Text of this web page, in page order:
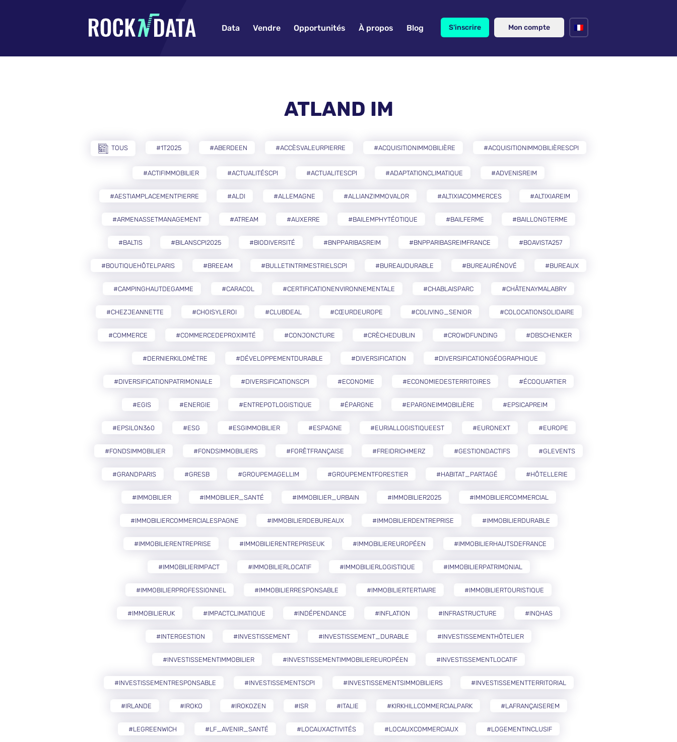
Data Vendre Opportunités À propos Blog S'inscrire Mon compte
ATLAND IM
TOUS #1T2025 #ABERDEEN #ACCÈSVALEURPIERRE #ACQUISITIONIMMOBILIÈRE #ACQUISITIONIMMOBILIÈRESCPI
#ACTIFIMMOBILIER #ACTUALITÉSCPI #ACTUALITESCPI #ADAPTATIONCLIMATIQUE #ADVENISREIM
#AESTIAMPLACEMENTPIERRE #ALDI #ALLEMAGNE #ALLIANZIMMOVALOR #ALTIXIACOMMERCES #ALTIXIAREIM
#ARMENASSETMANAGEMENT #ATREAM #AUXERRE #BAILEMPHYTÉOTIQUE #BAILFERME #BAILLONGTERME
#BALTIS #BILANSCPI2025 #BIODIVERSITÉ #BNPPARIBASREIM #BNPPARIBASREIMFRANCE #BOAVISTA257
#BOUTIQUEHÔTELPARIS #BREEAM #BULLETINTRIMESTRIELSCPI #BUREAUDURABLE #BUREAURÉNOVÉ #BUREAUX
#CAMPINGHAUTDEGAMME #CARACOL #CERTIFICATIONENVIRONNEMENTALE #CHABLAISPARC #CHÂTENAYMALABRY
#CHEZJEANNETTE #CHOISYLEROI #CLUBDEAL #CŒURDEUROPE #COLIVING_SENIOR #COLOCATIONSOLIDAIRE
#COMMERCE #COMMERCEDEPROXIMITÉ #CONJONCTURE #CRÈCHEDUBLIN #CROWDFUNDING #DBSCHENKER
#DERNIERKILOMÈTRE #DÉVELOPPEMENTDURABLE #DIVERSIFICATION #DIVERSIFICATIONGÉOGRAPHIQUE
#DIVERSIFICATIONPATRIMONIALE #DIVERSIFICATIONSCPI #ECONOMIE #ECONOMIEDESTERRITOIRES #ÉCOQUARTIER
#EGIS #ENERGIE #ENTREPOTLOGISTIQUE #ÉPARGNE #EPARGNEIMMOBILIÈRE #EPSICAPREIM
#EPSILON360 #ESG #ESGIMMOBILIER #ESPAGNE #EURIALLOGISTIQUEEST #EURONEXT #EUROPE
#FONDSIMMOBILIER #FONDSIMMOBILIERS #FORÊTFRANÇAISE #FREIDRICHMERZ #GESTIONDACTIFS #GLEVENTS
#GRANDPARIS #GRESB #GROUPEMAGELLIM #GROUPEMENTFORESTIER #HABITAT_PARTAGÉ #HÔTELLERIE
#IMMOBILIER #IMMOBILIER_SANTÉ #IMMOBILIER_URBAIN #IMMOBILIER2025 #IMMOBILIERCOMMERCIAL
#IMMOBILIERCOMMERCIALESPAGNE #IMMOBILIERDEBUREAUX #IMMOBILIERDENTREPRISE #IMMOBILIERDURABLE
#IMMOBILIERENTREPRISE #IMMOBILIERENTREPRISEUK #IMMOBILIEREUROPÉEN #IMMOBILIERHAUTSDEFRANCE
#IMMOBILIERIMPACT #IMMOBILIERLOCATIF #IMMOBILIERLOGISTIQUE #IMMOBILIERPATRIMONIAL
#IMMOBILIERPROFESSIONNEL #IMMOBILIERRESPONSABLE #IMMOBILIERTERTIAIRE #IMMOBILIERTOURISTIQUE
#IMMOBILIERUK #IMPACTCLIMATIQUE #INDÉPENDANCE #INFLATION #INFRASTRUCTURE #INQHAS
#INTERGESTION #INVESTISSEMENT #INVESTISSEMENT_DURABLE #INVESTISSEMENTHÔTELIER
#INVESTISSEMENTIMMOBILIER #INVESTISSEMENTIMMOBILIEREUROPÉEN #INVESTISSEMENTLOCATIF
#INVESTISSEMENTRESPONSABLE #INVESTISSEMENTSCPI #INVESTISSEMENTSIMMOBILIERS #INVESTISSEMENTTERRITORIAL
#IRLANDE #IROKO #IROKOZEN #ISR #ITALIE #KIRKHILLCOMMERCIALPARK #LAFRANÇAISEREM
#LEGREENWICH #LF_AVENIR_SANTÉ #LOCAUXACTIVITÉS #LOCAUXCOMMERCIAUX #LOGEMENTINCLUSIF